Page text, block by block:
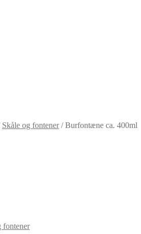
Skåle og fontener/Burfontæne ca. 400ml
fontener